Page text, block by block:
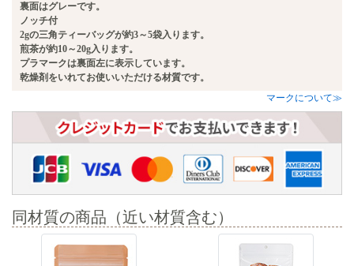
裏面はグレーです。
ノッチ付
2gの三角ティーバッグが約3～5袋入ります。
煎茶が約10～20g入ります。
プラマークは裏面左に表示しています。
乾燥剤をいれてお使いいただける材質です。
マークについて≫
同材質の商品（近い材質含む）